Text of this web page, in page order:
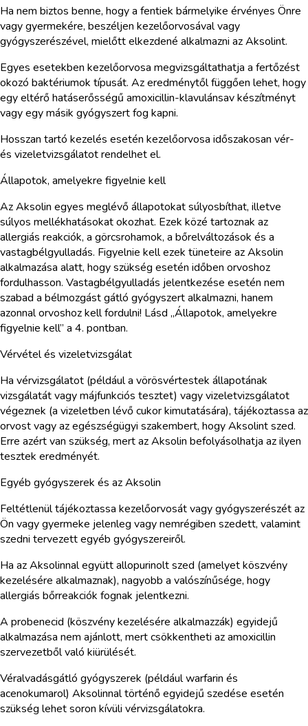
Ha nem biztos benne, hogy a fentiek bármelyike érvényes Önre
vagy gyermekére, beszéljen kezelőorvosával vagy
gyógyszerészével, mielőtt elkezdené alkalmazni az Aksolint.
Egyes esetekben kezelőorvosa megvizsgáltathatja a fertőzést
okozó baktériumok típusát. Az eredménytől függően lehet, hogy
egy eltérő hatáserősségű amoxicillin-klavulánsav készítményt
vagy egy másik gyógyszert fog kapni.
Hosszan tartó kezelés esetén kezelőorvosa időszakosan vér-
és vizeletvizsgálatot rendelhet el.
Állapotok, amelyekre figyelnie kell
Az Aksolin egyes meglévő állapotokat súlyosbíthat, illetve
súlyos mellékhatásokat okozhat. Ezek közé tartoznak az
allergiás reakciók, a görcsrohamok, a bőrelváltozások és a
vastagbélgyulladás. Figyelnie kell ezek tüneteire az Aksolin
alkalmazása alatt, hogy szükség esetén időben orvoshoz
fordulhasson. Vastagbélgyulladás jelentkezése esetén nem
szabad a bélmozgást gátló gyógyszert alkalmazni, hanem
azonnal orvoshoz kell fordulni! Lásd „Állapotok, amelyekre
figyelnie kell” a 4. pontban.
Vérvétel és vizeletvizsgálat
Ha vérvizsgálatot (például a vörösvértestek állapotának
vizsgálatát vagy májfunkciós tesztet) vagy vizeletvizsgálatot
végeznek (a vizeletben lévő cukor kimutatására), tájékoztassa az
orvost vagy az egészségügyi szakembert, hogy Aksolint szed.
Erre azért van szükség, mert az Aksolin befolyásolhatja az ilyen
tesztek eredményét.
Egyéb gyógyszerek és az Aksolin
Feltétlenül tájékoztassa kezelőorvosát vagy gyógyszerészét az
Ön vagy gyermeke jelenleg vagy nemrégiben szedett, valamint
szedni tervezett egyéb gyógyszereiről.
Ha az Aksolinnal együtt allopurinolt szed (amelyet köszvény
kezelésére alkalmaznak), nagyobb a valószínűsége, hogy
allergiás bőrreakciók fognak jelentkezni.
A probenecid (köszvény kezelésére alkalmazzák) egyidejű
alkalmazása nem ajánlott, mert csökkentheti az amoxicillin
szervezetből való kiürülését.
Véralvadásgátló gyógyszerek (például warfarin és
acenokumarol) Aksolinnal történő egyidejű szedése esetén
szükség lehet soron kívüli vérvizsgálatokra.